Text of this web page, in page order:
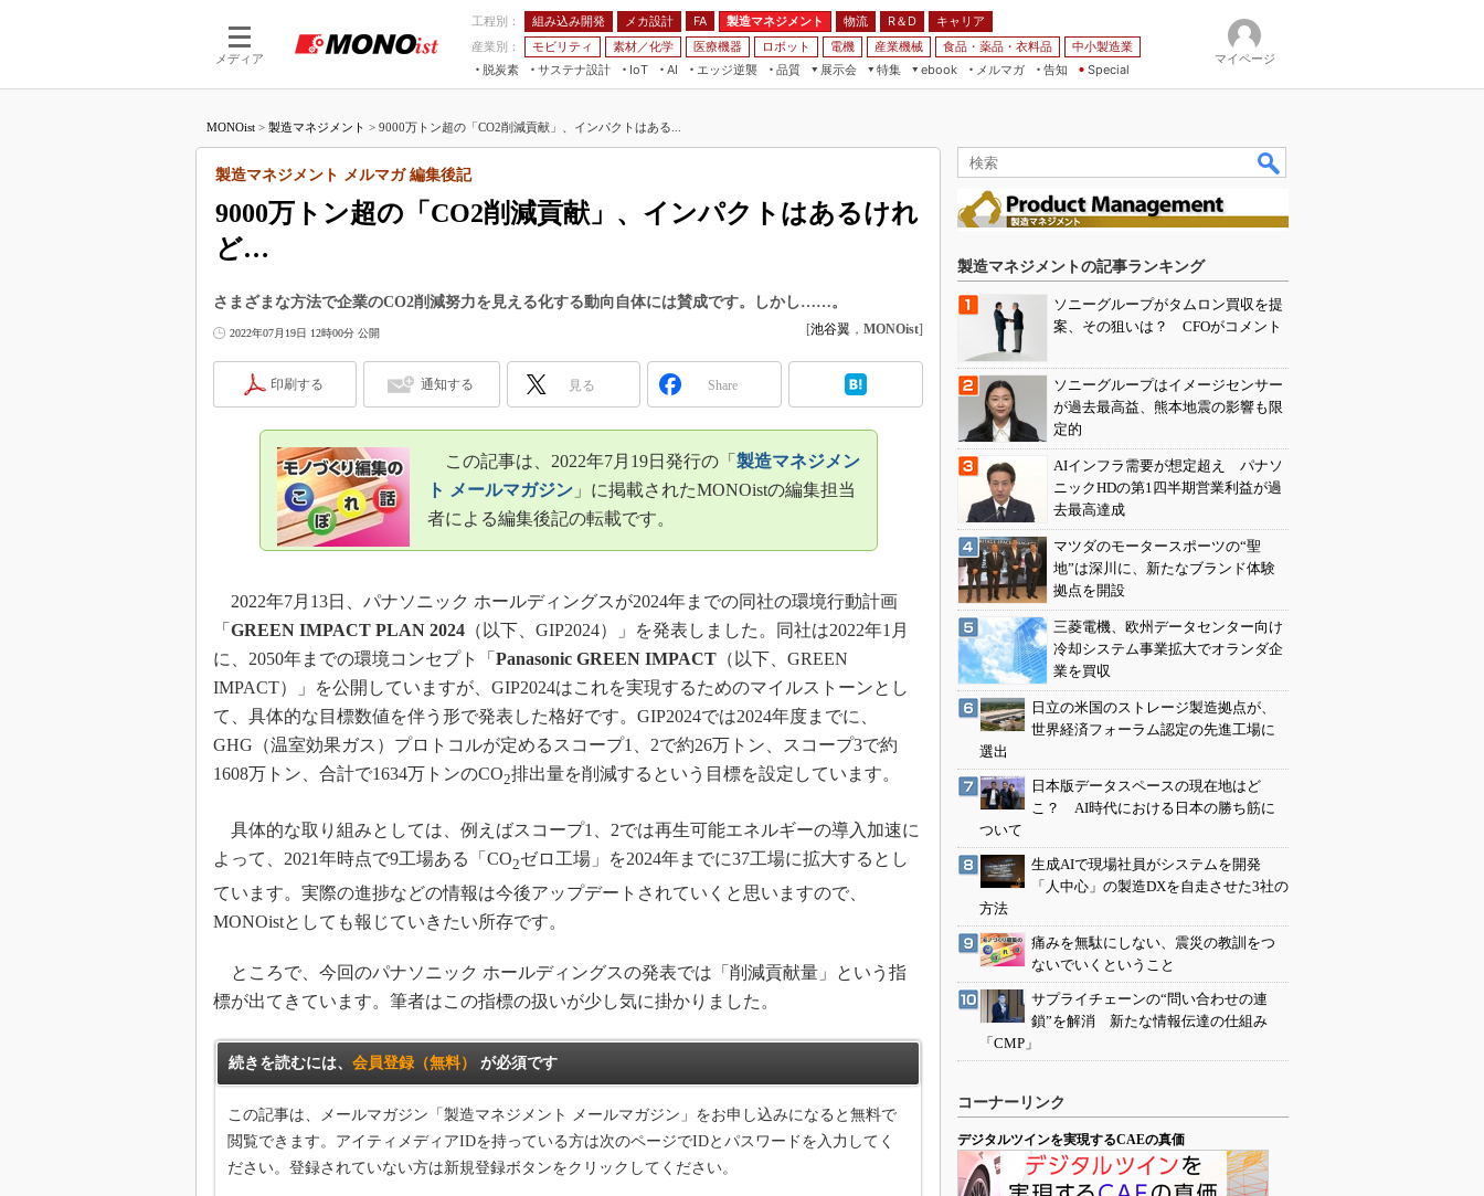
メディア
工程別： 組み込み開発 メカ設計 FA 製造マネジメント 物流 R＆D
キャリア
産業別：
モビリティ 素材／化学 医療機器 ロボット 電機 産業機械 食品・薬品・衣料品
中小製造業
脱炭素
サステナ設計
IoT
つながる工場
つながるサービス
AI
AI×設備保全
Physical AI
エッジ逆襲 品質
展示会
JIMTOF
IIFES
TECHNO-FRONTIER
スマート工場EXPO
AUTOMOTIVE WORLD
産業オープンネット展
特集
つながるクルマ
フィールドサービス
組み込み画像技術
Windows Embedded
車載ソフト開発
ISO26262
無償設計ツール
3Dプリンタ
インダストリー4.0
イノベーション
製造業ビッグデータ
メイドインジャパン
植物工場
知財マネジメント
ebook
メルマガ
告知 Special
マイページ
MONOist > 製造マネジメント > 9000万トン超の「CO2削減貢献」、インパクトはある...
9000万トン超の「CO2削減貢献」、インパクトはあるけれ
ど…
製造マネジメント メルマガ 編集後記
さまざまな方法で企業のCO2削減努力を見える化する動向自体には賛成です。しかし……。
2022年07月19日 12時00分 公開 [池谷翼 ， MONOist]
印刷する 通知する 見る Share
この記事は、2022年7月19日発行の「 製造マネジメン
ト メールマガジン」に掲載されたMONOistの編集担当
者による編集後記の転載です。
2022年7月13日、パナソニック ホールディングスが2024年までの同社の環境行動計画
「 GREEN IMPACT PLAN 2024 （以下、GIP2024）」を発表しました。同社は2022年1月
に、2050年までの環境コンセプト「 Panasonic GREEN IMPACT （以下、GREEN
IMPACT）」を公開していますが、GIP2024はこれを実現するためのマイルストーンとし
て、具体的な目標数値を伴う形で発表した格好です。GIP2024では2024年度までに、
GHG（温室効果ガス）プロトコルが定めるスコープ1、2で約26万トン、スコープ3で約
1608万トン、合計で1634万トンのCO2排出量を削減するという目標を設定しています。
具体的な取り組みとしては、例えばスコープ1、2では再生可能エネルギーの導入加速に
よって、2021年時点で9工場ある「CO2ゼロ工場」を2024年までに37工場に拡大するとし
ています。実際の進捗などの情報は今後アップデートされていくと思いますので、
MONOistとしても報じていきたい所存です。
ところで、今回のパナソニック ホールディングスの発表では「削減貢献量」という指
標が出てきています。筆者はこの指標の扱いが少し気に掛かりました。
続きを読むには、 会員登録（無料） が必須です
この記事は、メールマガジン「製造マネジメント メールマガジン」をお申し込みになると無料で
閲覧できます。アイティメディアIDを持っている方は次のページでIDとパスワードを入力してく
ださい。登録されていない方は新規登録ボタンをクリックしてください。
製造マネジメントの記事ランキング
ソニーグループがタムロン買収を提
案、その狙いは？ CFOがコメント
ソニーグループはイメージセンサー
が過去最高益、熊本地震の影響も限
定的
AIインフラ需要が想定超え パナソ
ニックHDの第1四半期営業利益が過
去最高達成
マツダのモータースポーツの“聖
地”は深川に、新たなブランド体験
拠点を開設
三菱電機、欧州データセンター向け
冷却システム事業拡大でオランダ企
業を買収
日立の米国のストレージ製造拠点が、
世界経済フォーラム認定の先進工場に
選出
日本版データスペースの現在地はど
こ？ AI時代における日本の勝ち筋に
ついて
生成AIで現場社員がシステムを開発
「人中心」の製造DXを自走させた3社の
方法
痛みを無駄にしない、震災の教訓をつ
ないでいくということ
サプライチェーンの“問い合わせの連
鎖”を解消 新たな情報伝達の仕組み
「CMP」
コーナーリンク
デジタルツインを実現するCAEの真価